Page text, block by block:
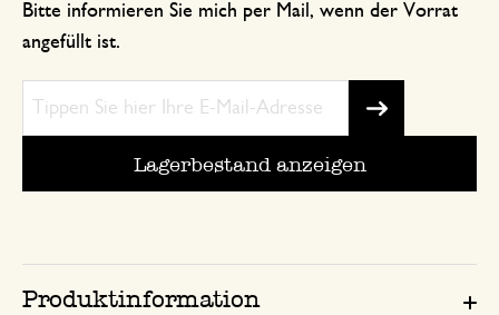
Bitte informieren Sie mich per Mail, wenn der Vorrat
angefüllt ist.
Lagerbestand anzeigen
Produktinformation